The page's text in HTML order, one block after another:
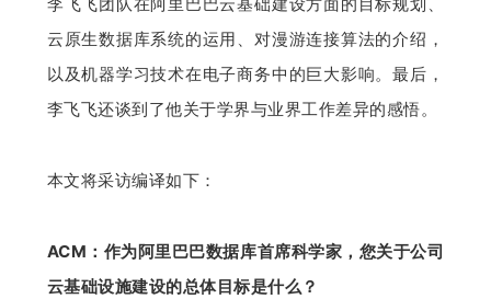
云原生数据库系统的运用、对漫游连接算法的介绍，
以及机器学习技术在电子商务中的巨大影响。最后，
李飞飞还谈到了他关于学界与业界工作差异的感悟。
本文将采访编译如下：
ACM：作为阿里巴巴数据库首席科学家，您关于公司
云基础设施建设的总体目标是什么？